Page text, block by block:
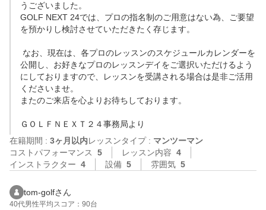
うございました。
GOLF NEXT 24では、プロの指名制のご用意はない為、ご要望
を預かりし検討させていただきたく存じます。
公開し、お好きなプロのレッスンデイをご選択いただけるよう
にしておりますので、レッスンを受講される場合は是非ご活用
くださいませ。
またのご来店を心よりお待ちしております。
ＧＯＬＦＮＥＸＴ２４事務局より
在籍期間 : 3ヶ月以内レッスンタイプ : マンツーマン
コストパフォーマンス
5 レッスン内容 4
インストラクター 4 設備 5 雰囲気 5
tom-golfさん
40代男性平均スコア：90台